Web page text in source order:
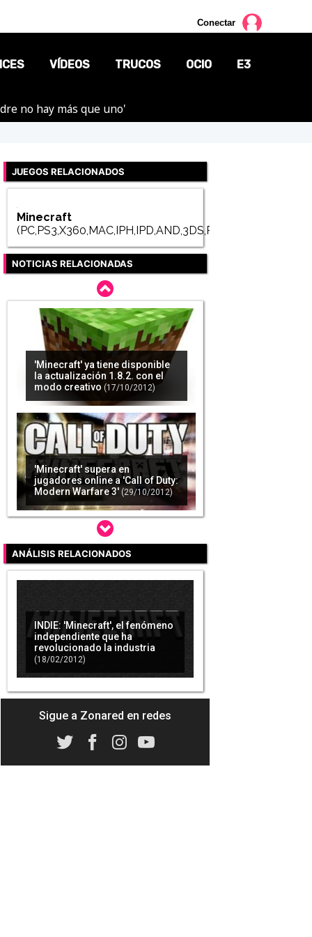
Conectar
VÍDEOS TRUCOS OCIO E3
no hay más que uno'
JUEGOS RELACIONADOS
Minecraft
NOTICIAS RELACIONADAS
'Minecraft' ya tiene disponible
la actualización 1.8.2. con el
modo creativo (17/10/2012)
'Minecraft' supera en
jugadores online a 'Call of Duty:
Modern Warfare 3' (29/10/2012)
En el nuevo parche para
'Minecraft' llamado "The End"
El día de navidad tendremos
regalos en 'Minecraft'
(17/12/2012)
ANÁLISIS RELACIONADOS
INDIE: 'Minecraft', el fenómeno
independiente que ha
revolucionado la industria
(18/02/2012)
Sigue a Zonared en redes